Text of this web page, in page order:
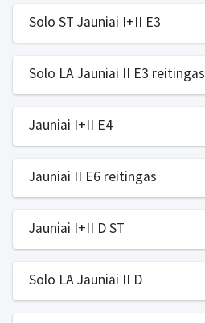
Solo ST Jauniai I+II E3
Solo LA Jauniai II E3 reitingas
Jauniai I+II E4
Jauniai II E6 reitingas
Jauniai I+II D ST
Solo LA Jauniai II D